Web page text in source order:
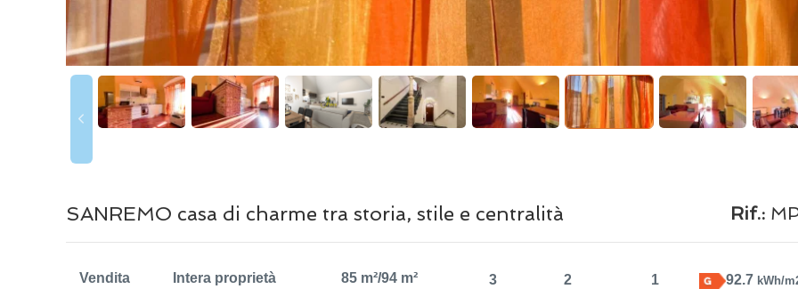
SANREMO casa di charme tra storia, stile e centralità Rif.:
Vendita
Intera proprietà
85 m²/94 m²
3
2
1
92.7 kWh/